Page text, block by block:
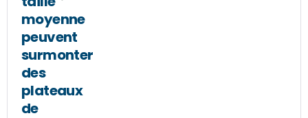
moyenne
peuvent
surmonter
des
plateaux
de